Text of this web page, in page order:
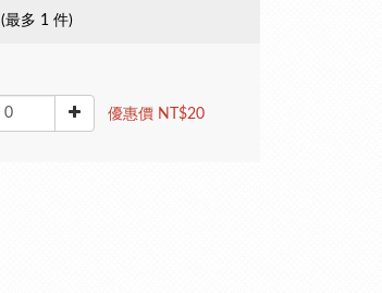
(最多 1 件)
優惠價 NT$20